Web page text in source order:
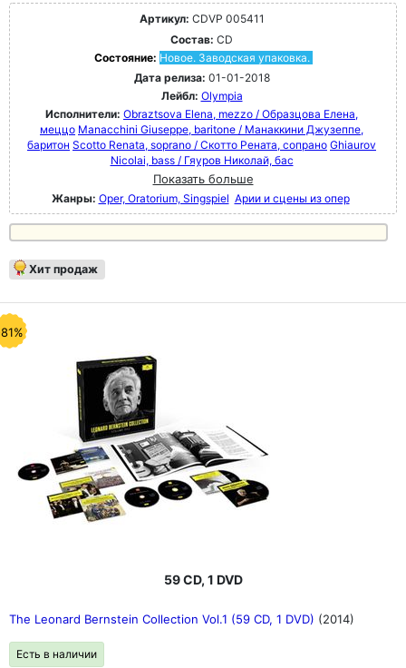
Артикул: CDVP 005411
Состав: CD
Состояние: Новое. Заводская упаковка.
Дата релиза: 01-01-2018
Лейбл: Olympia
Исполнители: Obraztsova Elena, mezzo / Образцова Елена,
меццо Manacchini Giuseppe, baritone / Манаккини Джузеппе,
баритон Scotto Renata, soprano / Скотто Рената, сопрано Ghiaurov
Nicolai, bass / Гяуров Николай, бас
Показать больше
Жанры: Oper, Oratorium, Singspiel Арии и сцены из опер
Хит продаж
59 CD, 1 DVD
The Leonard Bernstein Collection Vol.1 (59 CD, 1 DVD) (2014)
Есть в наличии